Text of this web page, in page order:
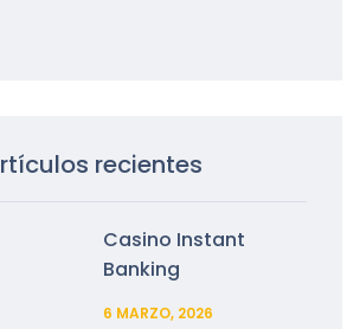
recientes
Casino Instant
Banking
6 MARZO, 2026